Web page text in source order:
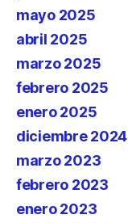
mayo 2025
abril 2025
marzo 2025
febrero 2025
enero 2025
diciembre 2024
marzo 2023
febrero 2023
enero 2023